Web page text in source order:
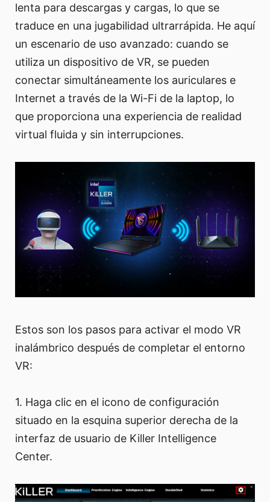
lenta para descargas y cargas, lo que se
traduce en una jugabilidad ultrarrápida. He aquí
un escenario de uso avanzado: cuando se
utiliza un dispositivo de VR, se pueden
conectar simultáneamente los auriculares e
Internet a través de la Wi-Fi de la laptop, lo
que proporciona una experiencia de realidad
virtual fluida y sin interrupciones.
Estos son los pasos para activar el modo VR
inalámbrico después de completar el entorno
VR:
1. Haga clic en el icono de configuración
situado en la esquina superior derecha de la
interfaz de usuario de Killer Intelligence
Center.